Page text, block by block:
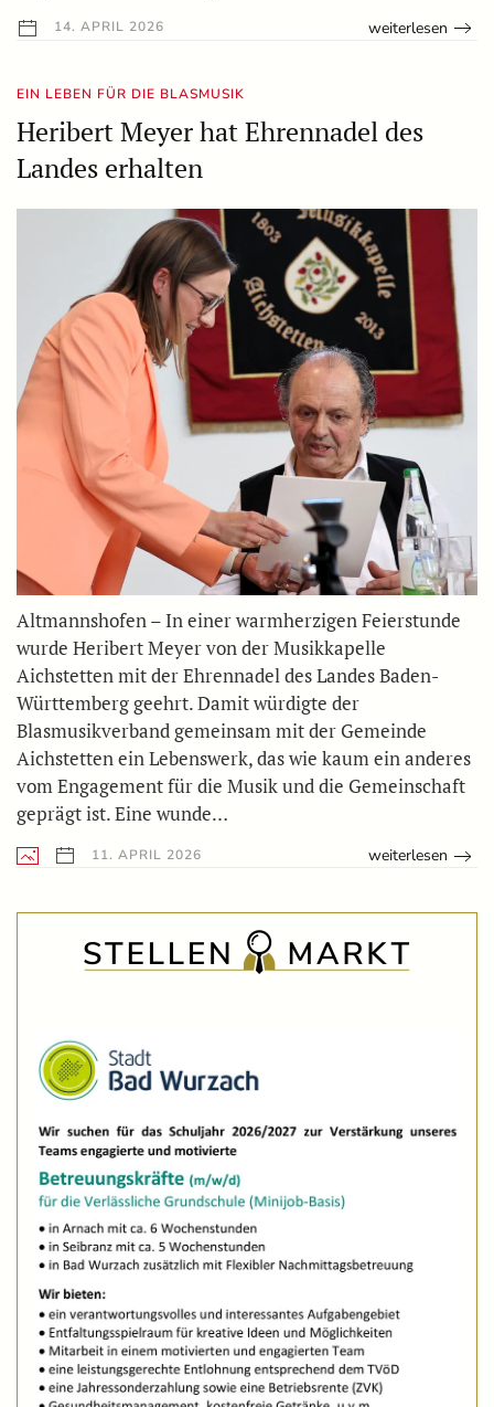
14. APRIL 2026 weiterlesen
EIN LEBEN FÜR DIE BLASMUSIK
Heribert Meyer hat Ehrennadel des
Landes erhalten
Altmannshofen – In einer warmherzigen Feierstunde
wurde Heribert Meyer von der Musikkapelle
Aichstetten mit der Ehrennadel des Landes Baden-
Württemberg geehrt. Damit würdigte der
Blasmusikverband gemeinsam mit der Gemeinde
Aichstetten ein Lebenswerk, das wie kaum ein anderes
vom Engagement für die Musik und die Gemeinschaft
geprägt ist. Eine wunde…
11. APRIL 2026 weiterlesen